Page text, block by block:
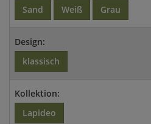
Sand
Weiß Grau
Design:
klassisch
Kollektion:
Lapideo